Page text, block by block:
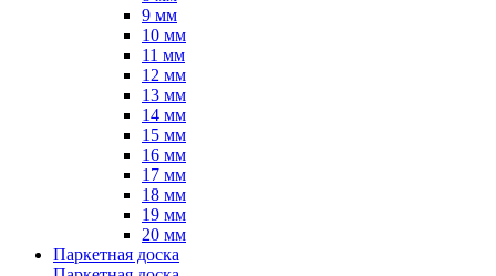
9 мм
10 мм
11 мм
12 мм
13 мм
14 мм
15 мм
16 мм
17 мм
18 мм
19 мм
20 мм
Паркетная доска